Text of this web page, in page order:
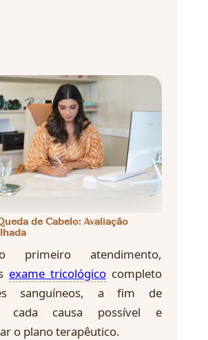
de Cabelo: Avaliação
primeiro atendimento,
exame tricológicocompleto
sanguíneos, a fim de
cada causa possível e
o plano terapêutico.